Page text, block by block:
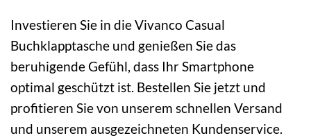
Investieren Sie in die Vivanco Casual
Buchklapptasche und genießen Sie das
beruhigende Gefühl, dass Ihr Smartphone
optimal geschützt ist. Bestellen Sie jetzt und
profitieren Sie von unserem schnellen Versand
und unserem ausgezeichneten Kundenservice.